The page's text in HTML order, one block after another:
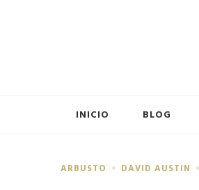
INICIO BLOG
ARBUSTO DAVID AUSTIN